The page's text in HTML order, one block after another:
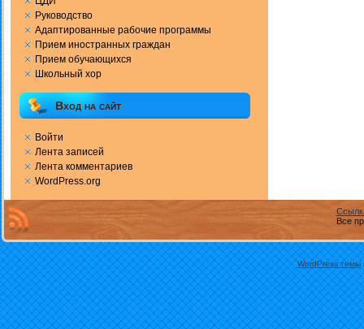
Руководство
Адаптированные рабочие программы
Прием иностранных граждан
Прием обучающихся
Школьный хор
Вход на сайт
Войти
Лента записей
Лента комментариев
WordPress.org
Все
WordPress темы